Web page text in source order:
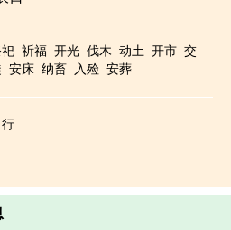
祈福 开光 伐木 动土 开市 交
安床 纳畜 入殓 安葬